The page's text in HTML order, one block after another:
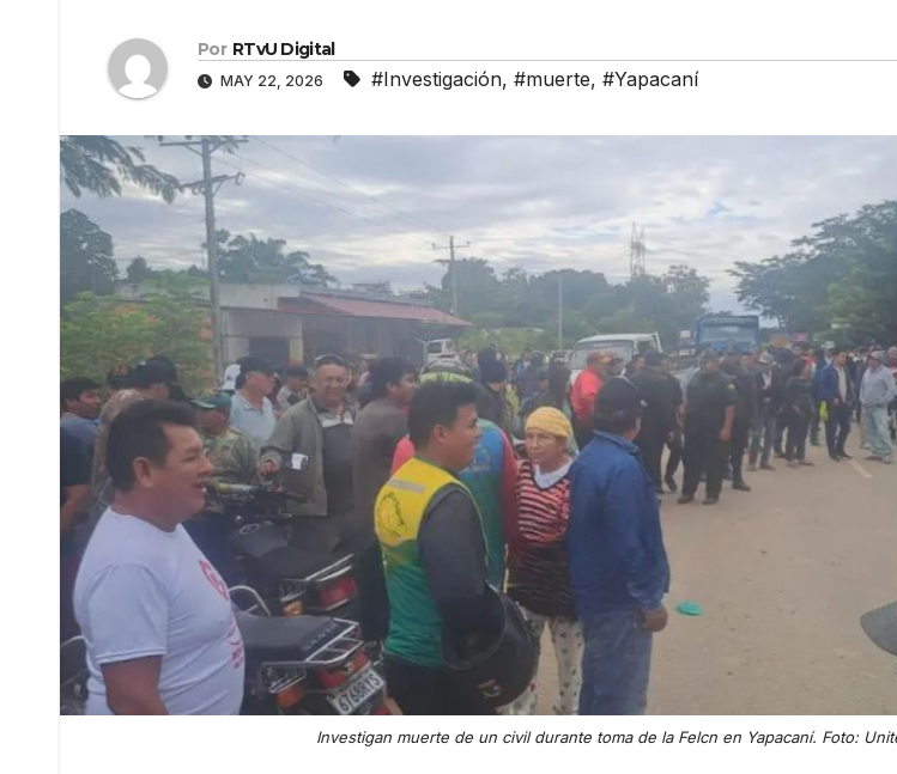
Por RTvU Digital
MAY 22, 2026 #Investigación, #muerte, #Yapacaní
Investigan muerte de un civil durante toma de la Felcn en Yapacaní. Foto: